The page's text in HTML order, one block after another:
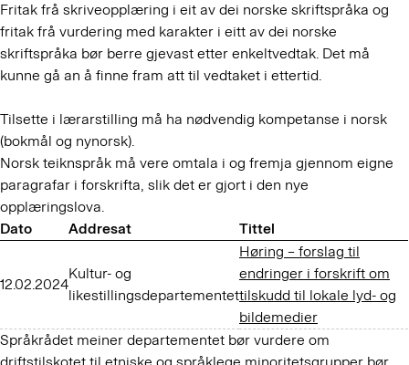
Fritak frå skriveopplæring i eit av dei norske skriftspråka og
fritak frå vurdering med karakter i eitt av dei norske
skriftspråka bør berre gjevast etter enkeltvedtak. Det må
kunne gå an å finne fram att til vedtaket i ettertid.
Tilsette i lærarstilling må ha nødvendig kompetanse i norsk
(bokmål og nynorsk).
Norsk teiknspråk må vere omtala i og fremja gjennom eigne
paragrafar i forskrifta, slik det er gjort i den nye
opplæringslova.
Dato
Addresat Tittel
12.02.2024
Kultur- og
likestillingsdepartementet
Høring – forslag til
endringer i forskrift om
tilskudd til lokale lyd- og
bildemedier
Språkrådet meiner departementet bør vurdere om